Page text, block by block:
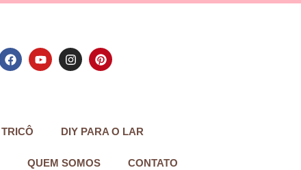
TRICÔ DIY PARA O LAR
QUEM SOMOS CONTATO